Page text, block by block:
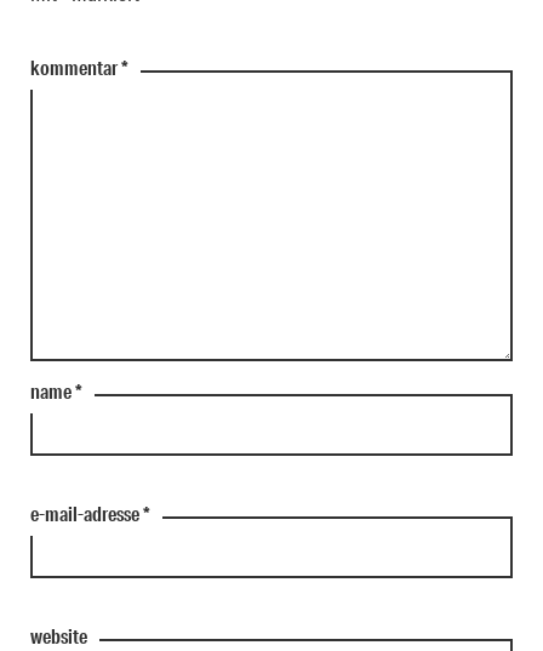
kommentar*
name*
e-mail-adresse*
website